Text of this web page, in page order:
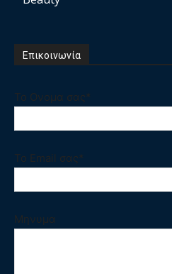
Επικοινωνία
Το Ονομα σας*
Το Email σας*
Μηνυμα